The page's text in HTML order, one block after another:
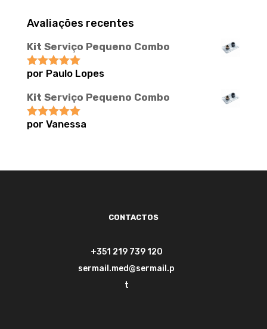
Avaliações recentes
Kit Serviço Pequeno Combo
Avaliação5
por Paulo Lopes
Kit Serviço Pequeno Combo
Avaliação5
por Vanessa
CONTACTOS
+351 219 739 120
sermail.med@sermail.p
t